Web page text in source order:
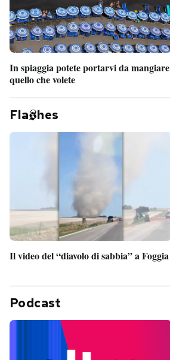
In spiaggia potete portarvi da mangiare
quello che volete
Fla hes
Il video del “diavolo di sabbia” a Foggia
Podcast